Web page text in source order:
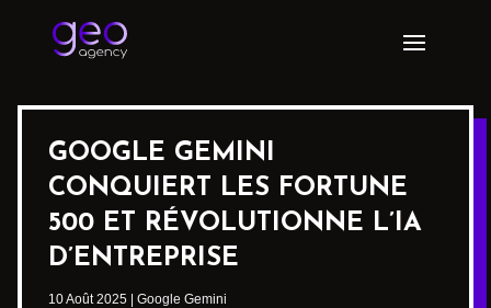
GOOGLE GEMINI
CONQUIERT LES FORTUNE
500 ET RÉVOLUTIONNE L’IA
D’ENTREPRISE
10 Août 2025 Google Gemini